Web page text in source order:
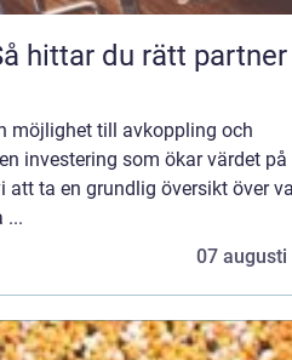
hittar du rätt
möjlighet till avkoppling och
investering som ökar värdet på
ta en grundlig översikt över
...
07 augusti